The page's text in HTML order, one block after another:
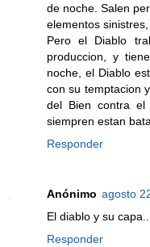
de noche. Salen
elementos
Pero el Diablo
produccion, y
noche, el Diablo
con su temptacion
del Bien contra el
siempren estan
Responder
Anónimo agosto
El diablo y su
Responder